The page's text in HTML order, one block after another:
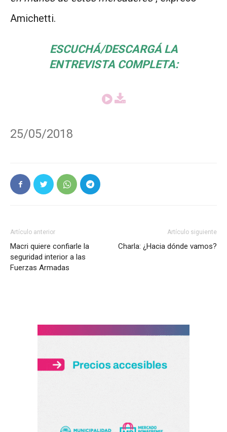
Amichetti.
ESCUCHÁ/DESCARGÁ LA
ENTREVISTA COMPLETA:
25/05/2018
Artículo anterior
Macri quiere confiarle la
seguridad interior a las
Fuerzas Armadas
Artículo siguiente
Charla: ¿Hacia dónde vamos?